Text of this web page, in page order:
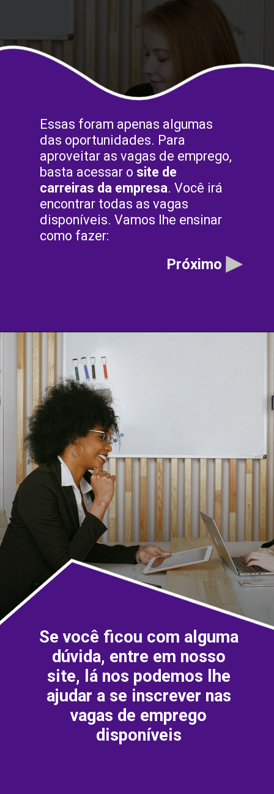
Essas foram apenas algumas
das oportunidades. Para
aproveitar as vagas de emprego,
basta acessar o site de
carreiras da empresa. Você irá
encontrar todas as vagas
disponíveis. Vamos lhe ensinar
como fazer:
Próximo
Se você ficou com alguma
dúvida, entre em nosso
site, lá nos podemos lhe
ajudar a se inscrever nas
vagas de emprego
disponíveis